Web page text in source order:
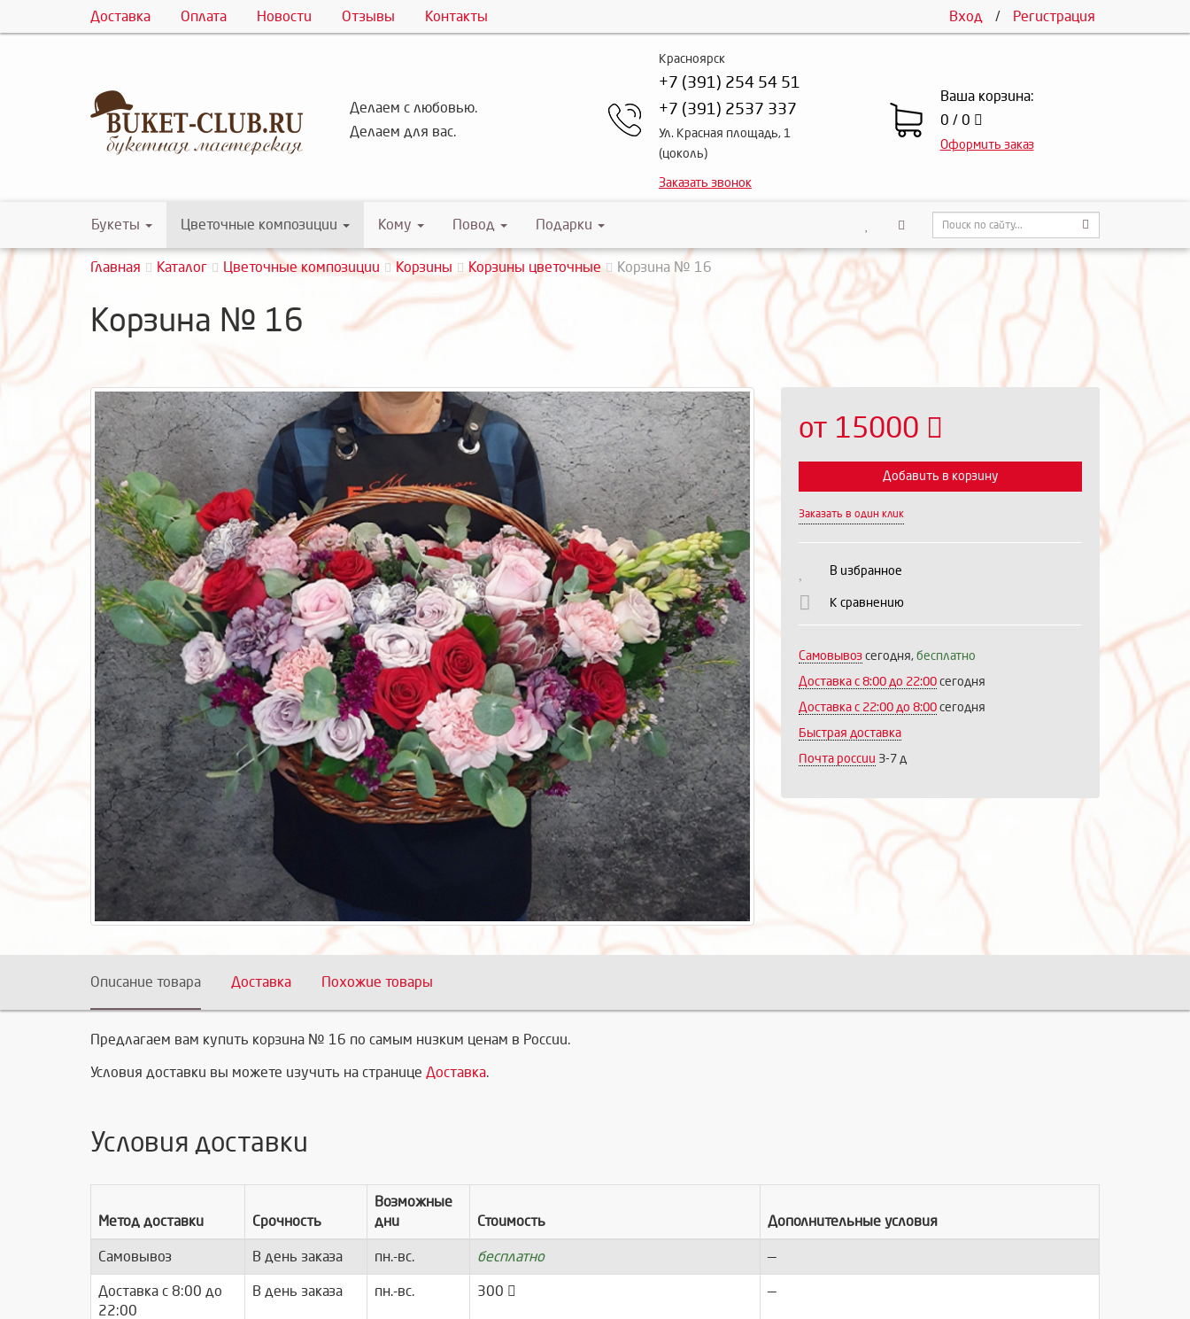
Доставка Оплата Новости Отзывы Контакты Вход / Регистрация
Делаем с любовью.
Делаем для вас.
Красноярск
+7 (391) 254 54 51
+7 (391) 2537 337
Ул. Красная площадь, 1
(цоколь)
Заказать звонок
Ваша корзина:
0 / 0
Оформить заказ
Букеты Цветочные композиции Кому Повод Подарки
Главная Каталог Цветочные композиции Корзины Корзины цветочные Корзина № 16
Корзина № 16
от 15000
Выберите количество:
Продолжить Отмена
Добавить в корзину
Заказать в один клик
В избранное
К сравнению
Самовывоз сегодня, бесплатно
Доставка c 8:00 до 22:00 сегодня
Доставка с 22:00 до 8:00 сегодня
Быстрая доставка
Почта россии 3-7 д
Описание товара Доставка Похожие товары
Предлагаем вам купить корзина № 16 по самым низким ценам в России.
Условия доставки вы можете изучить на странице Доставка.
Условия доставки
Метод доставки Срочность
Возможные
дни
Стоимость Дополнительные условия
Самовывоз В день заказа пн.-вс. бесплатно —
Доставка c 8:00 до
22:00
В день заказа пн.-вс. 300 —